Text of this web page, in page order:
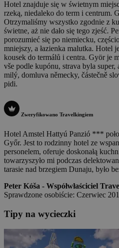
Hotel znajduje się w świetnym
rzeką, niedaleko do term i centrum.
Otrzymaliśmy wszystko zgodnie z
świetne, aż nie dało się tego zjeść.
porozumieć się po niemiecku,
mniejszy, a łazienka malutka. Hotel
kousek do termálů i centra. Györ je
vše podle kupónu, strava byla super,
milý, domluva německy, částečně
pidi.
Zweryfikowano Travelkingiem
Hotel Amstel Hattyú Panzió ***
Győr. Jest to rodzinny hotel ze
personelem, oferuje doskonałą
towarzyszyło mi podczas
tarasie nad brzegiem Dunaju, było
Peter Kóša - Współwłaściciel
Sprawdzone osobiście: Czerwiec
Tipy na wycieczki